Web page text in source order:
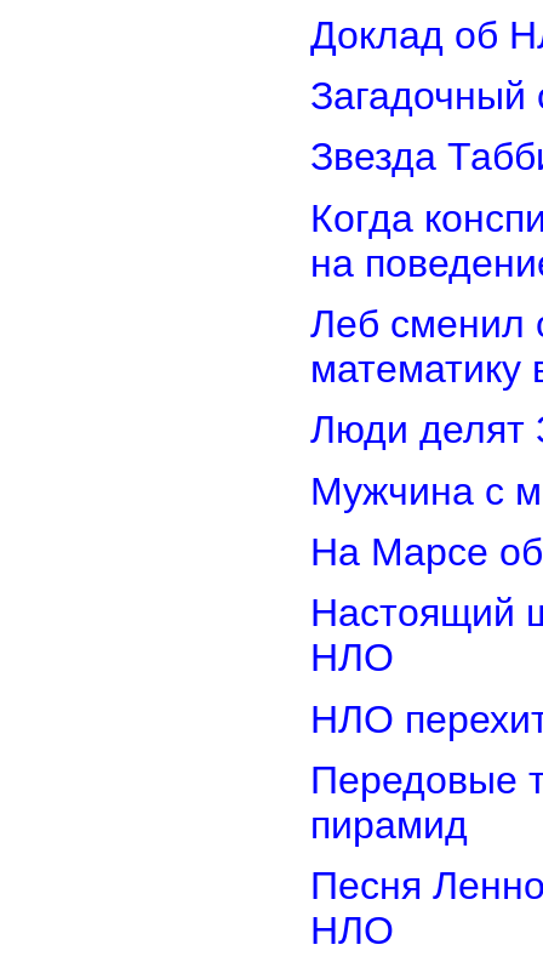
Доклад об
Загадочный
Звезда
Когда
на
Леб сменил
математику
Люди делят
Мужчина с
На Марсе
Настоящий
НЛО
НЛО
Передовые
пирамид
Песня
НЛО